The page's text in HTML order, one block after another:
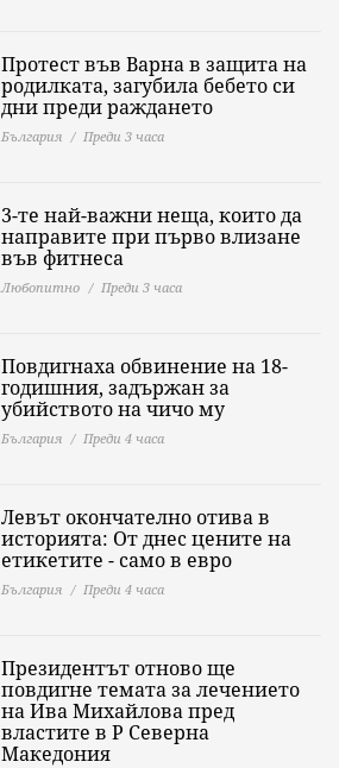
Протест във Варна в защита на
родилката, загубила бебето си
дни преди раждането
България Преди 3 часа
3-те най-важни неща, които да
направите при първо влизане
във фитнеса
Любопитно Преди 3 часа
Повдигнаха обвинение на 18-
годишния, задържан за
убийството на чичо му
България Преди 4 часа
Левът окончателно отива в
историята: Oт днес цените на
етикетите - само в евро
България Преди 4 часа
Президентът отново ще
повдигне темата за лечението
на Ива Михайлова пред
властите в Р Северна
Македония